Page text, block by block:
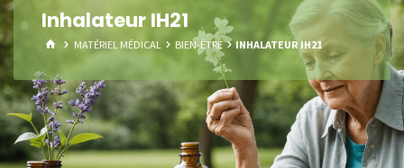
Inhalateur IH21
HOMEMATÉRIEL MÉDICAL BIEN-ÊTRE INHALATEUR IH21